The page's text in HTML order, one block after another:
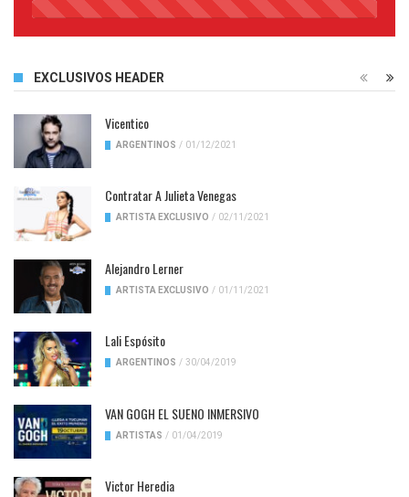
45%
EXCLUSIVOS HEADER
Vicentico
ARGENTINOS / 01/12/2021
Contratar A Julieta Venegas
ARTISTA EXCLUSIVO / 02/11/2021
Alejandro Lerner
ARTISTA EXCLUSIVO / 01/11/2021
Lali Espósito
ARGENTINOS / 30/04/2019
VAN GOGH EL SUENO INMERSIVO
ARTISTAS / 01/04/2019
Victor Heredia